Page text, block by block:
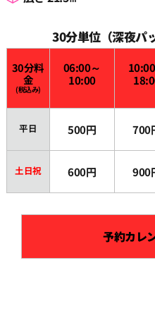
30分単位（深夜パ
30分料
金
(税込み)
06:00～
10:00
平日 500円 700
土日祝 600円 900
予約カレ